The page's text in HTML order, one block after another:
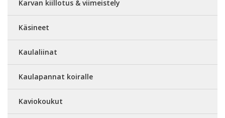
Karvan kiillotus & viimeistely
Käsineet
Kaulaliinat
Kaulapannat koiralle
Kaviokoukut